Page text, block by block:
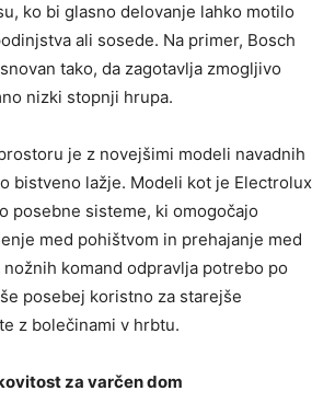
ko bi glasno delovanje lahko motilo
ali sosede. Na primer, Bosch
tako, da zagotavlja zmogljivo
nizki stopnji hrupa.
je z novejšimi modeli navadnih
bistveno lažje. Modeli kot je Electrolux
posebne sisteme, ki omogočajo
med pohištvom in prehajanje med
komand odpravlja potrebo po
posebej koristno za starejše
z bolečinami v hrbtu.
za varčen dom